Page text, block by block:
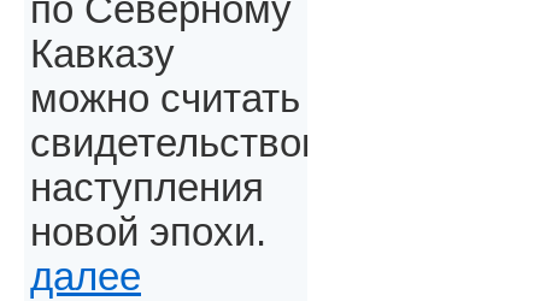
по Северному
Кавказу
можно считать
свидетельством
наступления
новой эпохи.
далее